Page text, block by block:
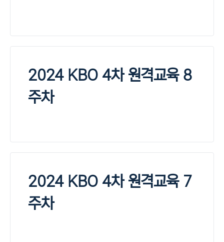
2024 KBO 4차 원격교육 8
주차
2024 KBO 4차 원격교육 7
주차